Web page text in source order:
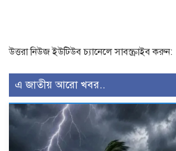
উত্তরা নিউজ ইউটিউব চ্যানেলে সাবস্ক্রাইব করুন:
এ জাতীয় আরো খবর..